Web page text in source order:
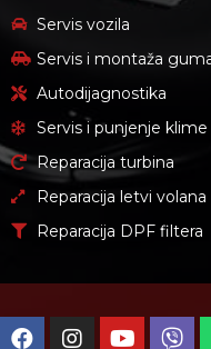
Servis vozila
Servis i montaža
Autodijagnostika
Servis i punjenje klime
Reparacija turbina
Reparacija letvi volana
Reparacija DPF filtera